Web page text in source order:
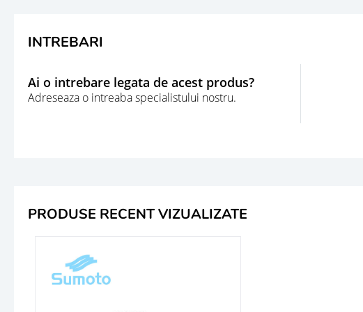
INTREBARI
Ai o intrebare legata de acest produs?
Adreseaza o intreaba specialistului nostru.
PRODUSE RECENT VIZUALIZATE